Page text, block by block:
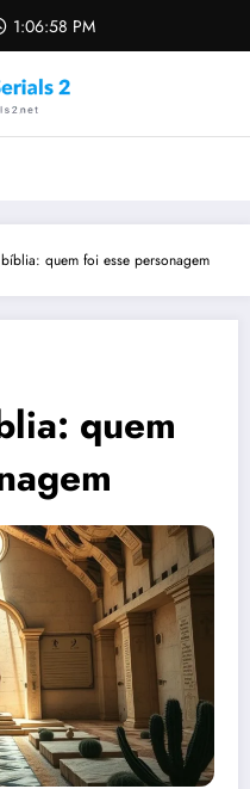
1:06:59 PM
quem foi esse personagem
quem